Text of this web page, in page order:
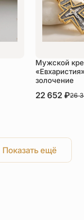
Мужской
золочение
В наличии
22 652 ₽26
Показать ещё